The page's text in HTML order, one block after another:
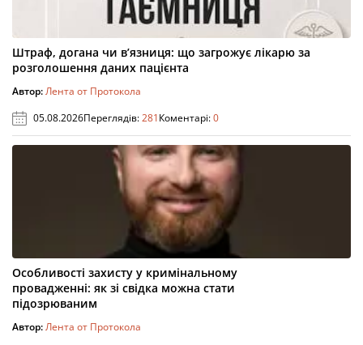
Штраф, догана чи в’язниця: що загрожує лікарю за
розголошення даних пацієнта
Автор:Лента от Протокола
05.08.2026Переглядів:281Коментарі:0
Особливості захисту у кримінальному
провадженні: як зі свідка можна стати
підозрюваним
Автор:Лента от Протокола